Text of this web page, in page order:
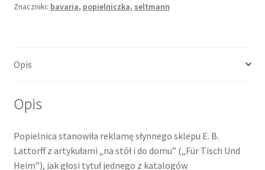
Hamburg,
Znaczniki: bavaria, popielniczka, seltmann
Opis
Opis
Popielnica stanowiła reklamę słynnego sklepu E. B.
Lattorff z artykułami „na stół i do domu” („Für Tisch Und
Heim”), jak głosi tytuł jednego z katalogów